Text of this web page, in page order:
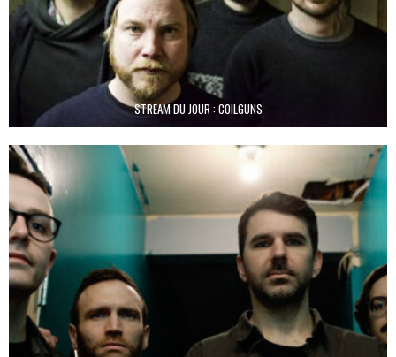
STREAM DU JOUR : COILGUNS